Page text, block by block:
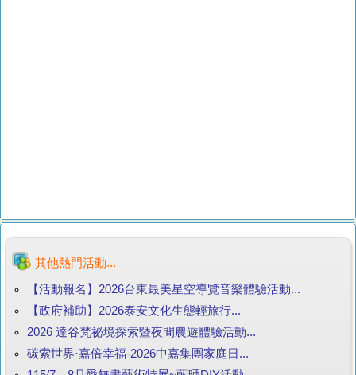
其他熱門活動...
【活動報名】2026台東最美星空導覽音樂體驗活動...
【政府補助】2026泰安文化生態輕旅行...
2026 達谷梵祕境探索暨夜間農遊體驗活動...
碳索世界·嘉倍幸福-2026中嘉集團家庭日...